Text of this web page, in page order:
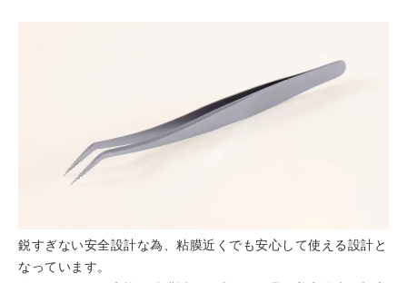
鋭すぎない安全設計な為、粘膜近くでも安心して使える設計と
なっています。